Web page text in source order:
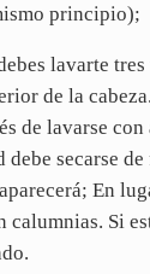
principio);
lavarte
de la
de lavarse
secarse
En
calumnias. Si